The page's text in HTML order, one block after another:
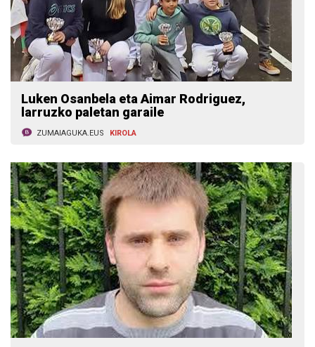
Luken Osanbela eta Aimar Rodriguez,
larruzko paletan garaile
ZUMAIAGUKA.EUS KIROLA